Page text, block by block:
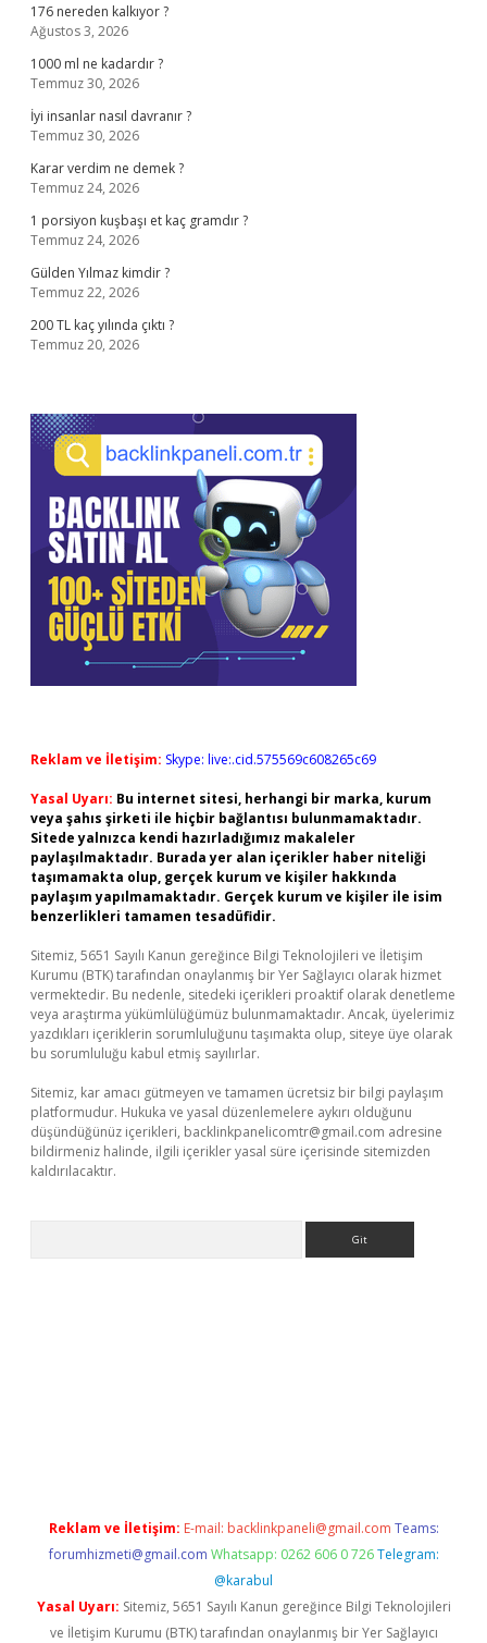
176 nereden kalkıyor ?
Ağustos 3, 2026
1000 ml ne kadardır ?
Temmuz 30, 2026
İyi insanlar nasıl davranır ?
Temmuz 30, 2026
Karar verdim ne demek ?
Temmuz 24, 2026
1 porsiyon kuşbaşı et kaç gramdır ?
Temmuz 24, 2026
Gülden Yılmaz kimdir ?
Temmuz 22, 2026
200 TL kaç yılında çıktı ?
Temmuz 20, 2026
Reklam ve İletişim: Skype: live:.cid.575569c608265c69
Yasal Uyarı: Bu internet sitesi, herhangi bir marka, kurum
veya şahıs şirketi ile hiçbir bağlantısı bulunmamaktadır.
Sitede yalnızca kendi hazırladığımız makaleler
paylaşılmaktadır. Burada yer alan içerikler haber niteliği
taşımamakta olup, gerçek kurum ve kişiler hakkında
paylaşım yapılmamaktadır. Gerçek kurum ve kişiler ile isim
benzerlikleri tamamen tesadüfidir.
Sitemiz, 5651 Sayılı Kanun gereğince Bilgi Teknolojileri ve İletişim
Kurumu (BTK) tarafından onaylanmış bir Yer Sağlayıcı olarak hizmet
vermektedir. Bu nedenle, sitedeki içerikleri proaktif olarak denetleme
veya araştırma yükümlülüğümüz bulunmamaktadır. Ancak, üyelerimiz
yazdıkları içeriklerin sorumluluğunu taşımakta olup, siteye üye olarak
bu sorumluluğu kabul etmiş sayılırlar.
Sitemiz, kar amacı gütmeyen ve tamamen ücretsiz bir bilgi paylaşım
platformudur. Hukuka ve yasal düzenlemelere aykırı olduğunu
düşündüğünüz içerikleri, backlinkpanelicomtr@gmail.com adresine
bildirmeniz halinde, ilgili içerikler yasal süre içerisinde sitemizden
kaldırılacaktır.
Reklam ve İletişim: E-mail: backlinkpaneli@gmail.com Teams:
forumhizmeti@gmail.com Whatsapp: 0262 606 0 726 Telegram:
@karabul
Yasal Uyarı: Sitemiz, 5651 Sayılı Kanun gereğince Bilgi Teknolojileri
ve İletişim Kurumu (BTK) tarafından onaylanmış bir Yer Sağlayıcı